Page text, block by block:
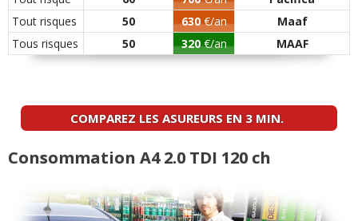
14/20
2.0 TDI 120 ch
BVM,148KMS,2009,AMBIENTE(1 )
12/20 2.0 TDI 120 ch 109500(0 )
15/20
Tout risques
50 630€/an
Maaf
Tous risques
50 320€/an MAAF
COMPAREZ LES ASUREURS EN 3 MIN.
Consommation A4 2.0 TDI 120 ch